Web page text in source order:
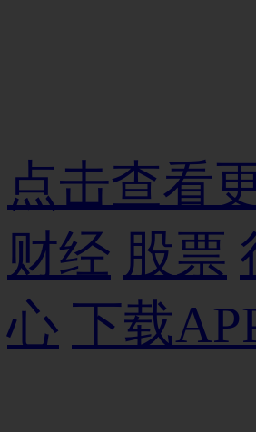
点击查看
财经 股票
心 下载